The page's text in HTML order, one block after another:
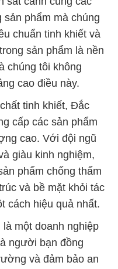
sản phẩm mà chúng
chuẩn tinh khiết và
sản phẩm là nền
chúng tôi không
cao điều này.
tinh khiết, Đắc
cấp các sản phẩm
cao. Với đội ngũ
giàu kinh nghiệm,
phẩm chống thấm
và bề mặt khỏi tác
cách hiệu quả nhất.
một doanh nghiệp
người bạn đồng
và đảm bảo an